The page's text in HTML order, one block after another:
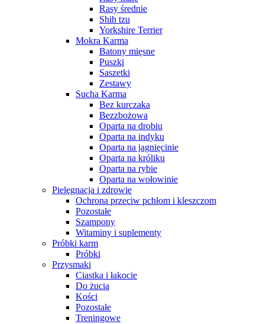
Rasy średnie
Shih tzu
Yorkshire Terrier
Mokra Karma
Batony mięsne
Puszki
Saszetki
Zestawy
Sucha Karma
Bez kurczaka
Bezzbożowa
Oparta na drobiu
Oparta na indyku
Oparta na jagnięcinie
Oparta na króliku
Oparta na rybie
Oparta na wołowinie
Pielęgnacja i zdrowie
Ochrona przeciw pchłom i kleszczom
Pozostałe
Szampony
Witaminy i suplementy
Próbki karm
Próbki
Przysmaki
Ciastka i łakocie
Do żucia
Kości
Pozostałe
Treningowe